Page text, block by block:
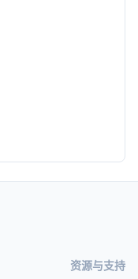
资源与支持